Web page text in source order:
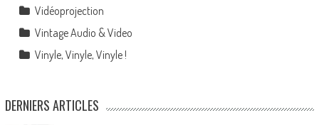
Vidéoprojection
Vintage Audio & Video
Vinyle, Vinyle, Vinyle !
DERNIERS ARTICLES